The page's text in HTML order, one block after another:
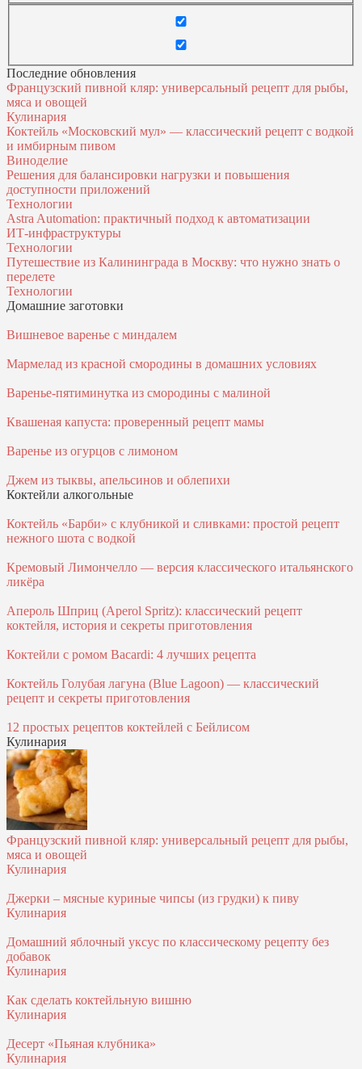
Последние обновления
Французский пивной кляр: универсальный рецепт для рыбы,
мяса и овощей
Кулинария
Коктейль «Московский мул» — классический рецепт с водкой
и имбирным пивом
Виноделие
Решения для балансировки нагрузки и повышения
доступности приложений
Технологии
Astra Automation: практичный подход к автоматизации
ИТ‑инфраструктуры
Технологии
Путешествие из Калининграда в Москву: что нужно знать о
перелете
Технологии
Домашние заготовки
Вишневое варенье с миндалем
Мармелад из красной смородины в домашних условиях
Варенье-пятиминутка из смородины с малиной
Квашеная капуста: проверенный рецепт мамы
Варенье из огурцов с лимоном
Джем из тыквы, апельсинов и облепихи
Коктейли алкогольные
Коктейль «Барби» с клубникой и сливками: простой рецепт
нежного шота с водкой
Кремовый Лимончелло — версия классического итальянского
ликёра
Апероль Шприц (Aperol Spritz): классический рецепт
коктейля, история и секреты приготовления
Коктейли с ромом Bacardi: 4 лучших рецепта
Коктейль Голубая лагуна (Blue Lagoon) — классический
рецепт и секреты приготовления
12 простых рецептов коктейлей с Бейлисом
Кулинария
Французский пивной кляр: универсальный рецепт для рыбы,
мяса и овощей
Кулинария
Джерки – мясные куриные чипсы (из грудки) к пиву
Кулинария
Домашний яблочный уксус по классическому рецепту без
добавок
Кулинария
Как сделать коктейльную вишню
Кулинария
Десерт «Пьяная клубника»
Кулинария